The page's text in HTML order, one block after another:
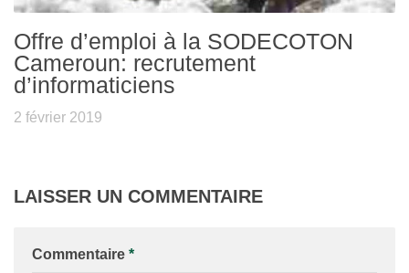
Offre d’emploi à la SODECOTON
Cameroun: recrutement
d’informaticiens
2 février 2019
LAISSER UN COMMENTAIRE
Commentaire *